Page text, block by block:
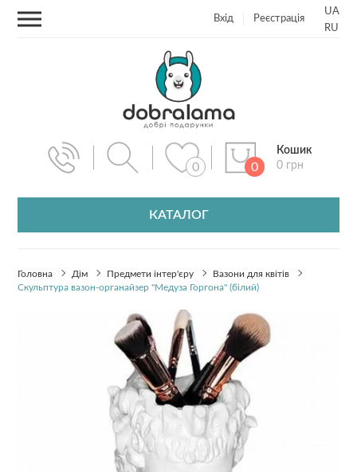
Вхід Реєстрація
UA
RU
0 0
Кошик
0 грн
КАТАЛОГ
Головна Дім Предмети інтер'єру
Вазони для квітів
Скульптура вазон-органайзер "Медуза Горгона" (білий)